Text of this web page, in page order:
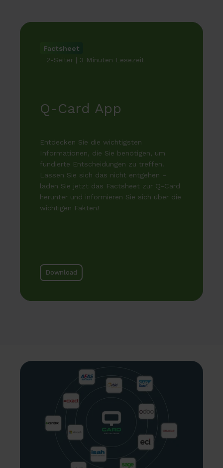
Factsheet
2-Seiter | 3 Minuten Lesezeit
Q-Card App
Entdecken Sie die wichtigsten
Informationen, die Sie benötigen, um
fundierte Entscheidungen zu treffen.
Lassen Sie sich das nicht entgehen –
laden Sie jetzt das Factsheet zur Q-Card
herunter und informieren Sie sich über die
wichtigen Fakten!
Download